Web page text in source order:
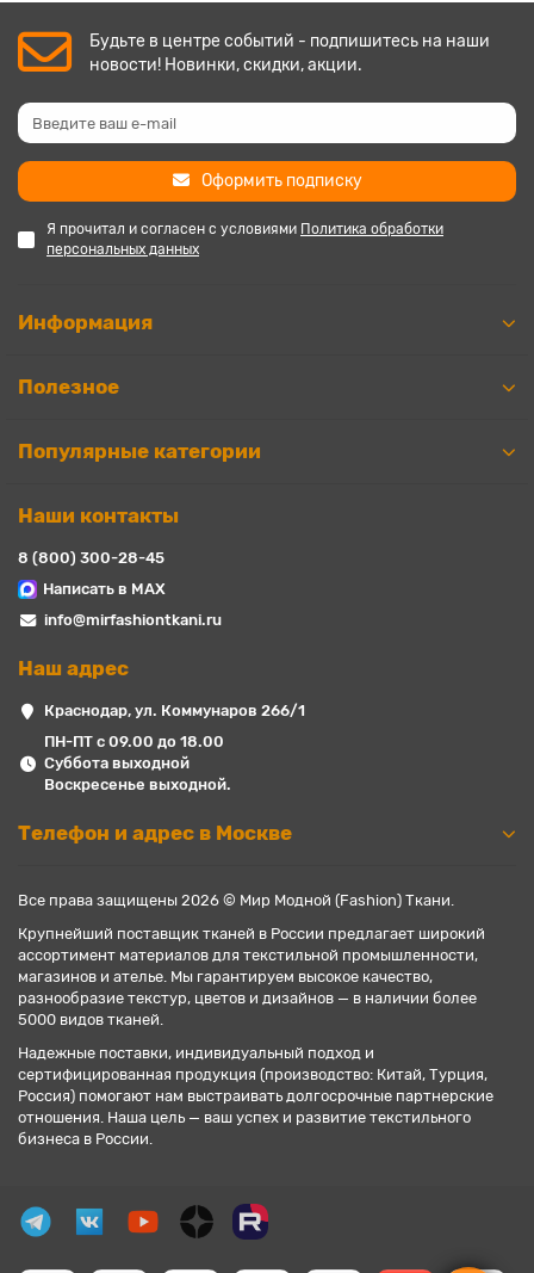
Будьте в центре событий - подпишитесь на наши
новости! Новинки, скидки, акции.
Оформить подписку
Я прочитал и согласен с условиями Политика обработки
персональных данных
Информация
Полезное
Популярные категории
Наши контакты
8 (800) 300-28-45
Написать в MAX
info@mirfashiontkani.ru
Наш адрес
Краснодар, ул. Коммунаров 266/1
ПН-ПТ с 09.00 до 18.00
Суббота выходной
Воскресенье выходной.
Телефон и адрес в Москве
Все права защищены 2026 © Мир Модной (Fashion) Ткани.
Крупнейший поставщик тканей в России предлагает широкий
ассортимент материалов для текстильной промышленности,
магазинов и ателье. Мы гарантируем высокое качество,
разнообразие текстур, цветов и дизайнов — в наличии более
5000 видов тканей.
Надежные поставки, индивидуальный подход и
сертифицированная продукция (производство: Китай, Турция,
Россия) помогают нам выстраивать долгосрочные партнерские
отношения. Наша цель — ваш успех и развитие текстильного
бизнеса в России.